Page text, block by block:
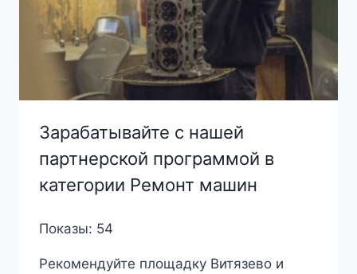
Зарабатывайте с нашей
партнерской программой в
категории Ремонт машин
Показы: 54
Рекомендуйте площадку Витязево и